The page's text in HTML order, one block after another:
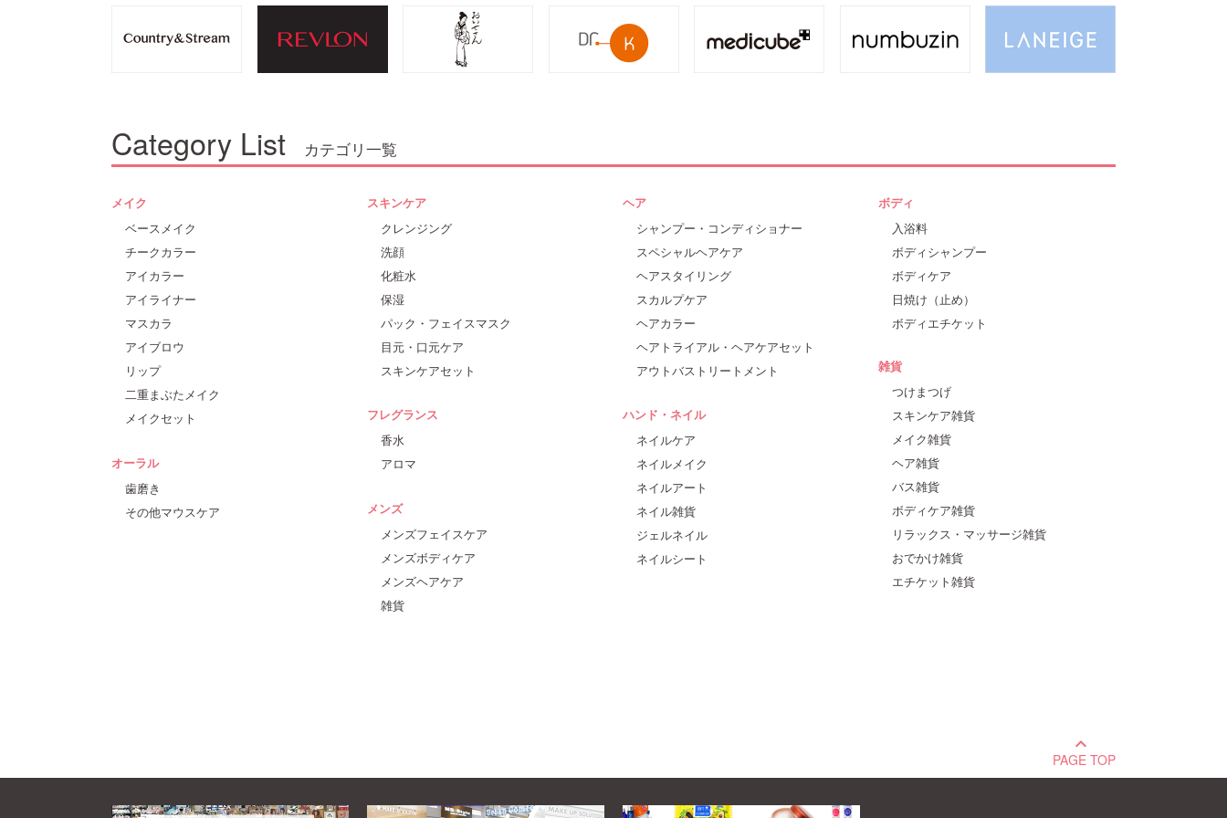
Category List カテゴリ一覧
スキンケア
クレンジング
洗顔
化粧水
保湿
パック・フェイスマスク
目元・口元ケア
スキンケアセット
ヘア
シャンプー・コンディショナー
スペシャルヘアケア
ヘアスタイリング
スカルプケア
ヘアカラー
ヘアトライアル・ヘアケアセット
アウトバストリートメント
ボディ
入浴料
ボディシャンプー
ボディケア
日焼け（止め）
ボディエチケット
メイク
ベースメイク
チークカラー
アイカラー
アイライナー
マスカラ
アイブロウ
リップ
二重まぶたメイク
メイクセット
フレグランス
香水
アロマ
ハンド・ネイル
ネイルケア
ネイルメイク
ネイルアート
ネイル雑貨
ジェルネイル
ネイルシート
雑貨
つけまつげ
スキンケア雑貨
メイク雑貨
ヘア雑貨
バス雑貨
ボディケア雑貨
リラックス・マッサージ雑貨
おでかけ雑貨
エチケット雑貨
オーラル
歯磨き
その他マウスケア
メンズ
メンズフェイスケア
メンズボディケア
メンズヘアケア
雑貨
keyboard_arrow_up
PAGE TOP